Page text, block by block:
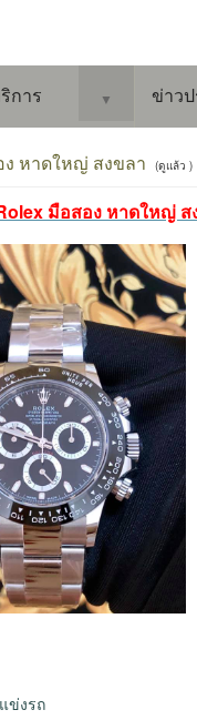
การ ▼ ข่าว
หาดใหญ่ สงขลา (ดูแล้ว )
มือสอง หาดใหญ่ ส
ข่งรถ